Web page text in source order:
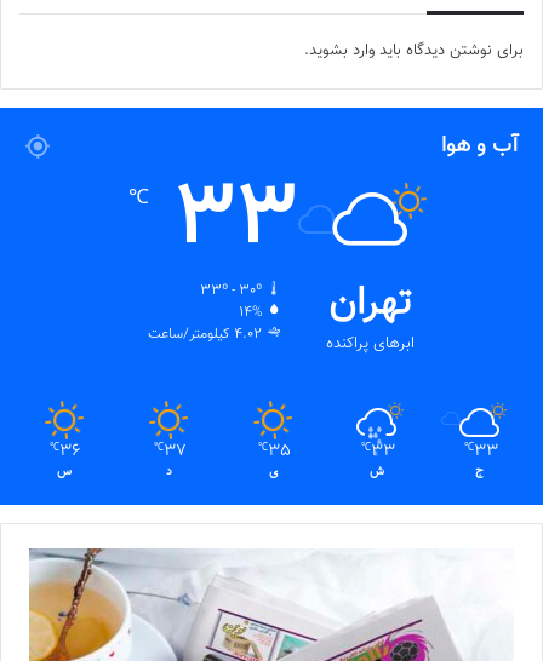
برای نوشتن دیدگاه باید وارد بشوید.
آب و هوا
تهران
ابرهای پراکنده
33
℃
33º - 30º
14%
4.02 کیلومتر/ساعت
33
℃
ج
33
℃
ش
35
℃
ی
37
℃
د
36
℃
س